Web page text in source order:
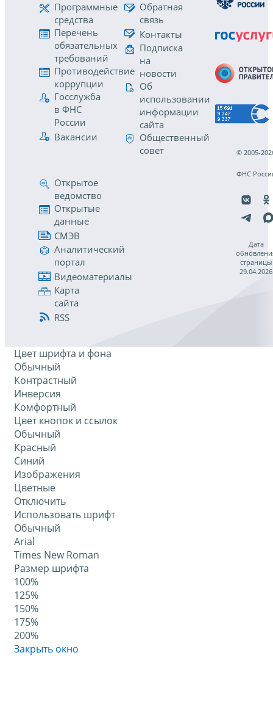
Программные
средства
Перечень
обязательных
требований
Противодействие
коррупции
Госслужба
в ФНС
России
Вакансии
Обратная
связь
Контакты
Подписка
на
новости
Об
использовании
информации
сайта
Общественный
совет
Открытое
ведомство
Открытые
данные
СМЭВ
Аналитический
портал
Видеоматериалы
Карта
сайта
RSS
© 2005-
ФНС
Дата
страницы
29.04.2026
Цвет шрифта и фона
Обычный
Контрастный
Инверсия
Комфортный
Цвет кнопок и ссылок
Обычный
Красный
Синий
Изображения
Цветные
Отключить
Использовать шрифт
Обычный
Arial
Times New Roman
Размер шрифта
100%
125%
150%
175%
200%
Закрыть окно